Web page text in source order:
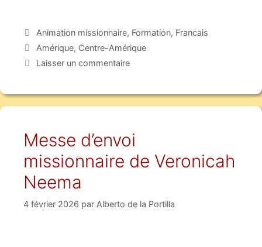
Animation missionnaire, Formation, Francais
Amérique, Centre-Amérique
Laisser un commentaire
Messe d’envoi
missionnaire de Veronicah
Neema
4 février 2026 par Alberto de la Portilla